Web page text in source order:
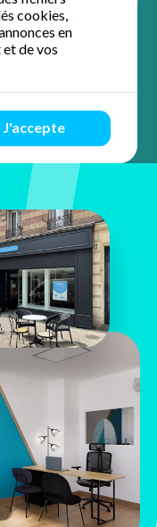
cookies,
en
de vos
J'accepte
avisGoogle
Appeler
Changes
Chartres